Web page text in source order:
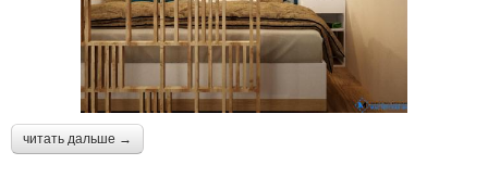
читать дальше →